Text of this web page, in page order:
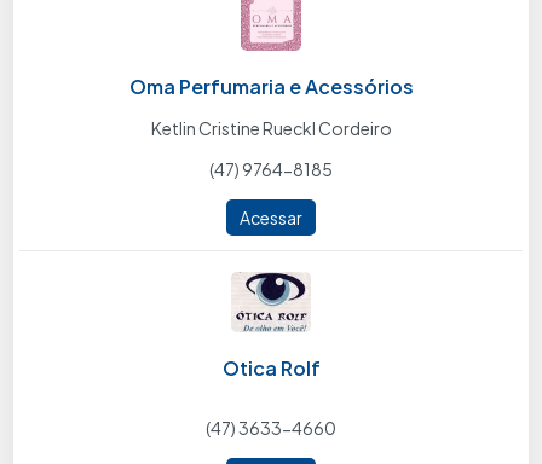
Oma Perfumaria e Acessórios
Ketlin Cristine Rueckl Cordeiro
(47) 9764-8185
Acessar
Otica Rolf
(47) 3633-4660